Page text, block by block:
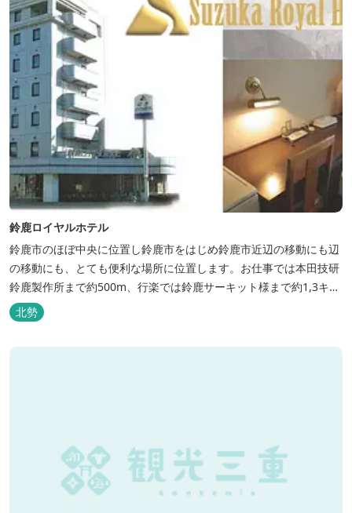
鈴鹿ロイヤルホテル
鈴鹿市のほぼ中央に位置し鈴鹿市をはじめ鈴鹿市近辺の移動にも辺
の移動にも、とても便利な場所に位置します。お仕事では本田技研
鈴鹿製作所まで約500m、行楽では鈴鹿サーキット様まで約1,3キ
ロ、スポーツ行事では鈴鹿スポーツガーデン様まで約3キロととて
も近い場所にあります。亀山市へのアクセスも便利でシャープ亀山
工場では約10キロと鈴鹿市では近い場所となっております。
北勢